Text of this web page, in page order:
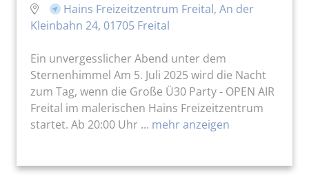
Hains Freizeitzentrum Freital, An der
Kleinbahn 24, 01705 Freital
Ein unvergesslicher Abend unter dem
Sternenhimmel Am 5. Juli 2025 wird die Nacht
zum Tag, wenn die Große Ü30 Party - OPEN AIR
Freital im malerischen Hains Freizeitzentrum
startet. Ab 20:00 Uhr ... mehr anzeigen